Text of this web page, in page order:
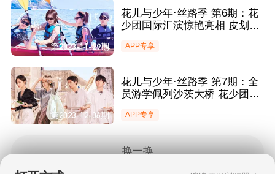
第2023-11-29期
花儿与少年·丝路季 第6期：花
少团国际汇演惊艳亮相 皮划艇
APP专享
第2023-12-06期
花儿与少年·丝路季 第7期：全
员游学佩列沙茨大桥 花少团与
APP专享
换一换